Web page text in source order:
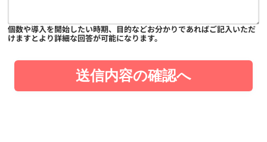
個数や導入を開始したい時期、目的などお分かりであればご記入いただ
けますとより詳細な回答が可能になります。
送信内容の確認へ